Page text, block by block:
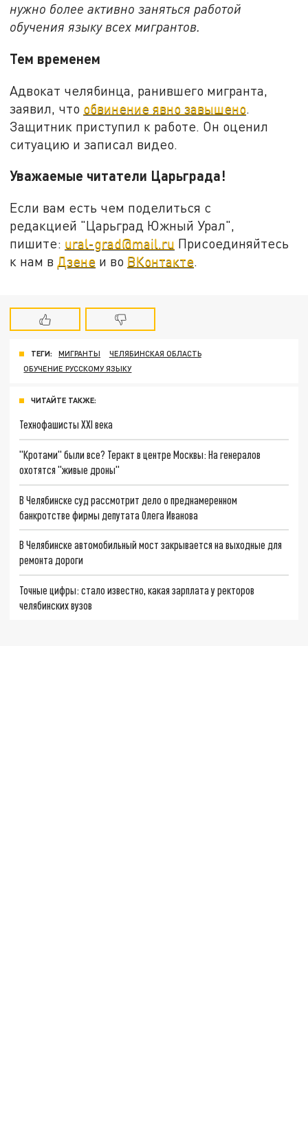
нужно более активно заняться работой
обучения языку всех мигрантов.
Тем временем
Адвокат челябинца, ранившего мигранта,
заявил, что обвинение явно завышено
Защитник приступил к работе. Он оценил
ситуацию и записал видео.
Уважаемые читатели Царьграда!
Если вам есть чем поделиться с
редакцией "Царьград Южный Урал",
пишите: ural-grad@mail.ru Присоединяйтесь
к нам в Дзене и во ВКонтакте.
ТЕГИ: МИГРАНТЫ
ЧЕЛЯБИНСКАЯ ОБЛАСТЬ
ОБУЧЕНИЕ РУССКОМУ ЯЗЫКУ
ЧИТАЙТЕ ТАКЖЕ:
Технофашисты XXI века
"Кротами" были все? Теракт в центре Москвы: На генералов
охотятся "живые дроны"
В Челябинске суд рассмотрит дело о преднамеренном
банкротстве фирмы депутата Олега Иванова
В Челябинске автомобильный мост закрывается на выходные для
ремонта дороги
Точные цифры: стало известно, какая зарплата у ректоров
челябинских вузов